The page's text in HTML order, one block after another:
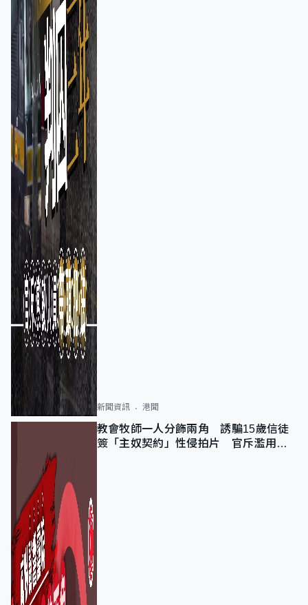
新聞資訊 港聞
教會牧師一人分飾兩角 誘騙15歲信徒
簽「主奴契約」性侵拍片 官斥濫用教